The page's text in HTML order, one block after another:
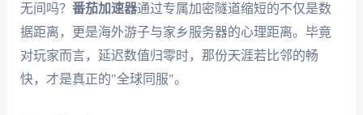
无间吗？ 番茄加速器通过专属加密隧道缩短的不仅是数
据距离，更是海外游子与家乡服务器的心理距离。毕竟
对玩家而言，延迟数值归零时，那份天涯若比邻的畅
快，才是真正的"全球同服"。